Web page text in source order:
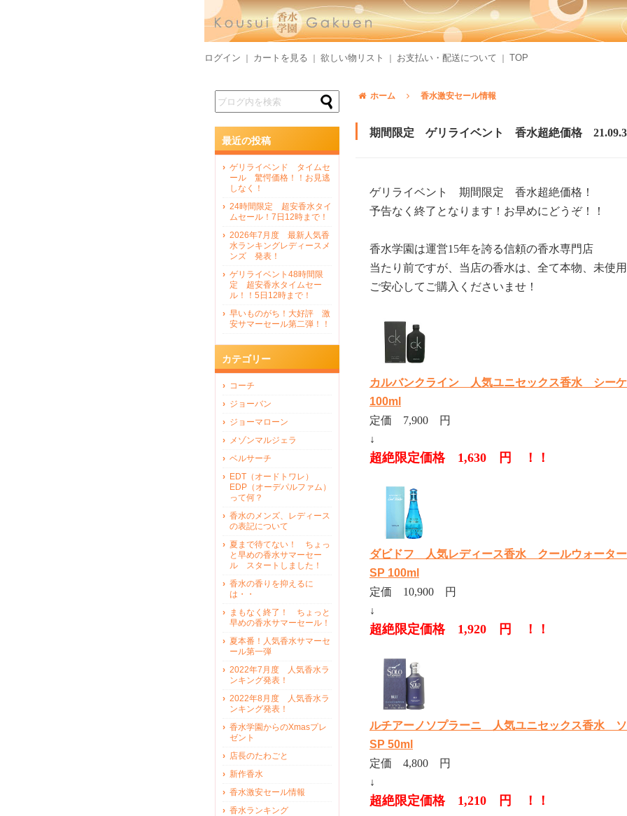
ログイン カートを見る 欲しい物リスト お支払い・配送について TOP
ホーム 香水激安セール情報
期間限定 ゲリライベント 香水超絶価格
ゲリライベント 期間限定 香水超絶価格！
予告なく終了となります！お早めにどうぞ！！
香水学園は運営15年を誇る信頼の香水専門店
当たり前ですが、当店の香水は、全て本物、未使用
ご安心してご購入くださいませ！
カルバンクライン 人気ユニセックス香水 シー
100ml
定価 7,900 円
↓
超絶限定価格 1,630 円 ！！
ダビドフ 人気レディース香水 クールウォータ
SP 100ml
定価 10,900 円
↓
超絶限定価格 1,920 円 ！！
ルチアーノソプラーニ 人気ユニセックス香水
SP 50ml
定価 4,800 円
↓
超絶限定価格 1,210 円 ！！
最近の投稿
ゲリライベンド タイムセ
ール 驚愕価格！！お見逃
しなく！
24時間限定 超安香水タイ
ムセール！7日12時まで！
2026年7月度 最新人気香
水ランキングレディースメ
ンズ 発表！
ゲリライベント48時間限
定 超安香水タイムセー
ル！！5日12時まで！
早いものがち！大好評 激
安サマーセール第二弾！！
カテゴリー
コーチ
ジョーバン
ジョーマローン
メゾンマルジェラ
ベルサーチ
EDT（オードトワレ）
EDP（オーデパルファム）
って何？
香水のメンズ、レディース
の表記について
夏まで待てない！ ちょっ
と早めの香水サマーセー
ル スタートしました！
香水の香りを抑えるに
は・・
まもなく終了！ ちょっと
早めの香水サマーセール！
夏本番！人気香水サマーセ
ール第一弾
2022年7月度 人気香水ラ
ンキング発表！
2022年8月度 人気香水ラ
ンキング発表！
香水学園からのXmasプレ
ゼント
店長のたわごと
新作香水
香水激安セール情報
香水ランキング